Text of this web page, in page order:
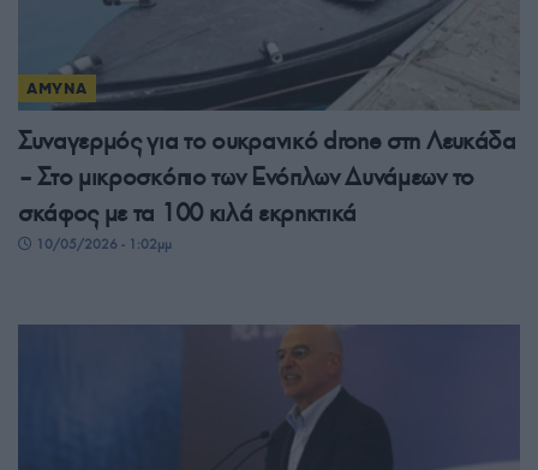
ΑΜΥΝΑ
Συναγερμός για το ουκρανικό drone στη Λευκάδα
– Στο μικροσκόπιο των Ενόπλων Δυνάμεων το
σκάφος με τα 100 κιλά εκρηκτικά
10/05/2026 - 1:02μμ